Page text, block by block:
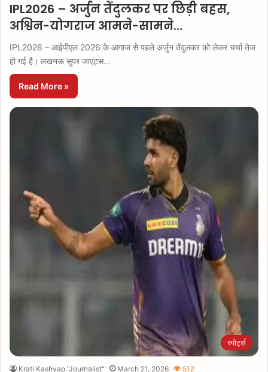
IPL2026 – अर्जुन तेंदुलकर पर छिड़ी बहस,
अश्विन-योगराज आमने-सामने…
IPL2026 – आईपीएल 2026 के आगाज से पहले अर्जुन तेंदुलकर को लेकर चर्चा तेज
हो गई है। लखनऊ सुपर जाएंट्स…
Read More »
स्पोर्ट्स
Krati Kashyap "Journalist" March 21, 2026 512